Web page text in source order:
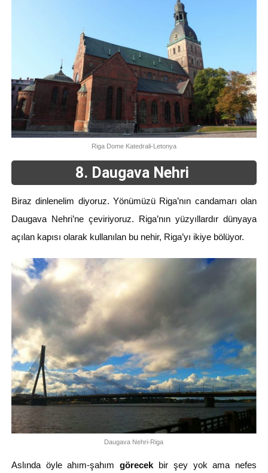
Riga Dome Katedrali-Letonya
8. Daugava Nehri
Biraz dinlenelim diyoruz. Yönümüzü Riga’nın candamarı olan
Daugava Nehri’ne çeviriyoruz. Riga’nın yüzyıllardır dünyaya
açılan kapısı olarak kullanılan bu nehir, Riga’yı ikiye bölüyor.
Daugava Nehri-Riga
Aslında öyle ahım-şahımgörecek bir şey yok ama nefes